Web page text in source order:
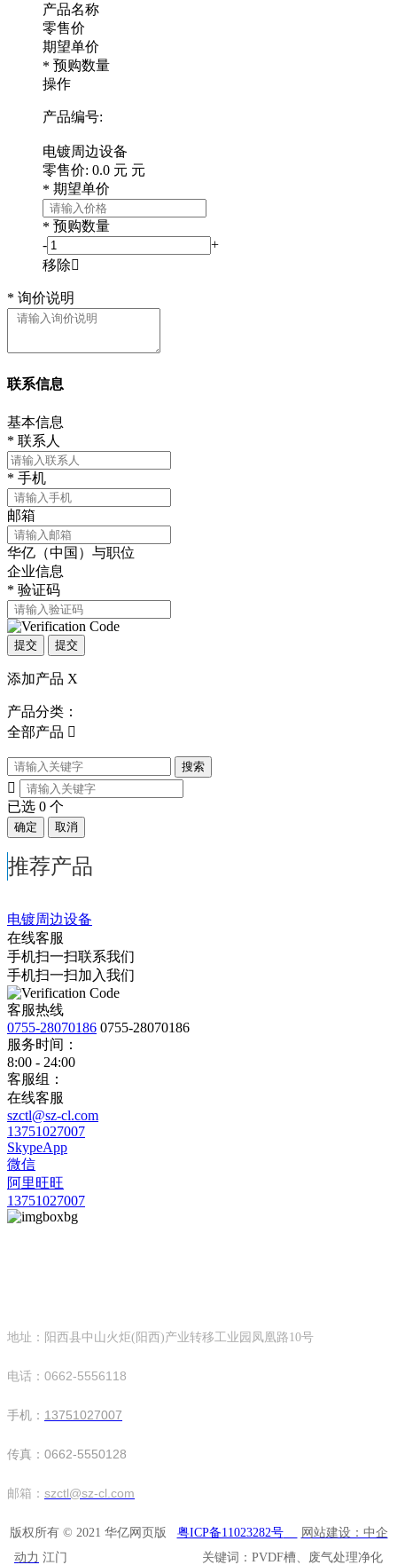
产品名称
零售价
期望单价
* 预购数量
操作
产品编号:
电镀周边设备
零售价: 0.0 元 元
* 期望单价
* 预购数量
-
+
移除
* 询价说明
联系信息
基本信息
* 联系人
* 手机
邮箱
华亿（中国）与职位
企业信息
* 验证码
提交 提交
添加产品 X
产品分类：
全部产品 
搜索

已选 0 个
确定 取消
推荐产品
电镀周边设备
在线客服
手机扫一扫联系我们
手机扫一扫加入我们
客服热线
0755-28070186 0755-28070186
服务时间：
8:00 - 24:00
客服组：
在线客服
szctl@sz-cl.com
13751027007
SkypeApp
微信
阿里旺旺
13751027007
地址：阳西县中山火炬(阳西)产业转移工业园凤凰路10号
电话：0662-5556118
手机： 13751027007
传真：0662-5550128
邮箱： szctl@sz-cl.com
版权所有 © 2021 华亿网页版 粤ICP备11023282号
网站建设：中企
动力 江门 关键词：PVDF槽、废气处理净化